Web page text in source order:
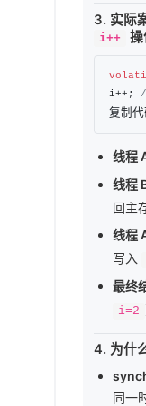
3. 实际
i++ 操
i++;
复制代
线程
线程
回主
线程
写入
最终
i=2
4. 为什
同一